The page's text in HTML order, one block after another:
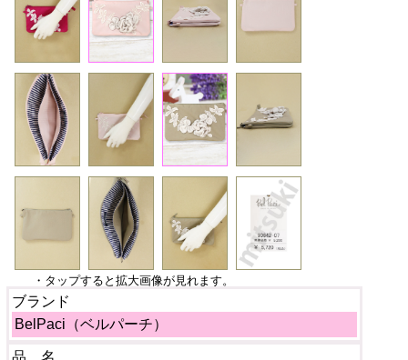
・タップすると拡大画像が見れます。
ブランド
BelPaci（ベルパーチ）